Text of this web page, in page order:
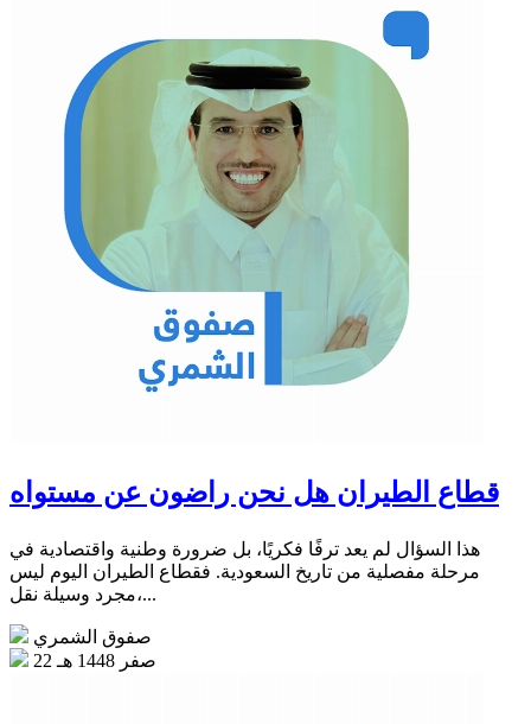
قطاع الطيران هل نحن راضون عن مستواه
هذا السؤال لم يعد ترفًا فكريًا، بل ضرورة وطنية واقتصادية في
مرحلة مفصلية من تاريخ السعودية. فقطاع الطيران اليوم ليس
مجرد وسيلة نقل،...
صفوق الشمري
22 صفر 1448 هـ